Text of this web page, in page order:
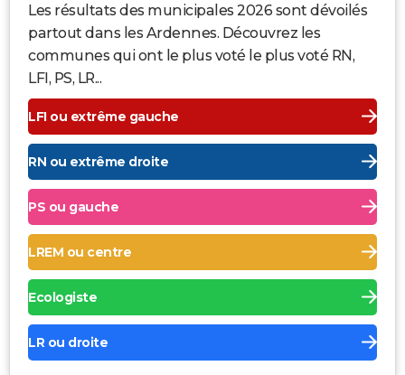
Les résultats des municipales 2026 sont dévoilés
partout dans les Ardennes. Découvrez les
communes qui ont le plus voté le plus voté RN,
LFI, PS, LR...
LFI ou extrême gauche
RN ou extrême droite
PS ou gauche
LREM ou centre
Ecologiste
LR ou droite